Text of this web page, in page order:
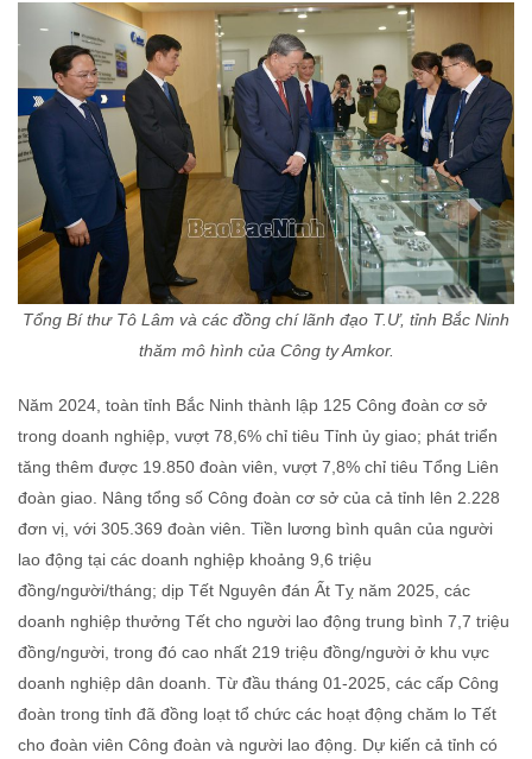
Tổng Bí thư Tô Lâm và các đồng chí lãnh đạo T.Ư, tỉnh Bắc Ninh
thăm mô hình của Công ty Amkor.
Năm 2024, toàn tỉnh Bắc Ninh thành lập 125 Công đoàn cơ sở
trong doanh nghiệp, vượt 78,6% chỉ tiêu Tỉnh ủy giao; phát triển
tăng thêm được 19.850 đoàn viên, vượt 7,8% chỉ tiêu Tổng Liên
đoàn giao. Nâng tổng số Công đoàn cơ sở của cả tỉnh lên 2.228
đơn vị, với 305.369 đoàn viên. Tiền lương bình quân của người
lao động tại các doanh nghiệp khoảng 9,6 triệu
đồng/người/tháng; dịp Tết Nguyên đán Ất Tỵ năm 2025, các
doanh nghiệp thưởng Tết cho người lao động trung bình 7,7 triệu
đồng/người, trong đó cao nhất 219 triệu đồng/người ở khu vực
doanh nghiệp dân doanh. Từ đầu tháng 01-2025, các cấp Công
đoàn trong tỉnh đã đồng loạt tổ chức các hoạt động chăm lo Tết
cho đoàn viên Công đoàn và người lao động. Dự kiến cả tỉnh có